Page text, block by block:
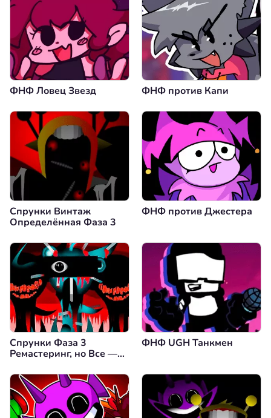
ФНФ Ловец Звезд ФНФ против Капи
Спрунки Винтаж
Определённая Фаза 3
ФНФ против Джестера
Спрунки Фаза 3
Ремастеринг, но Все —
ФНФ UGH Танкмен